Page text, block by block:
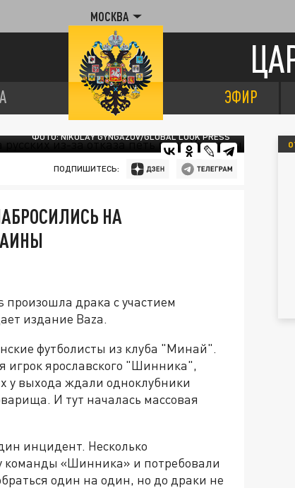
МОСКВА
ЭФИР
ФОТО: NIKOLAY GYNGAZOV/GLOBAL LOOK PRESS
ПОДПИШИТЕСЬ:
НА
произошла драка с участием
издание Baza.
футболисты из клуба "Минай".
игрок ярославского "Шинника",
у выхода ждали одноклубники
И тут началась массовая
инцидент. Несколько
«Шинника» и потребовали
один на один, но до драки не